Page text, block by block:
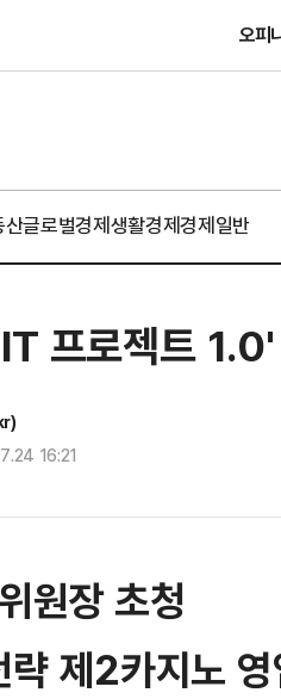
오피
산글로벌경제생활경제경제일반
프로젝트
16:21
원장 초청
제2카지노